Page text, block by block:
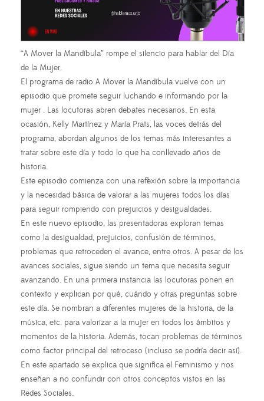
“A Mover la Mandíbula” rompe el silencio para hablar del Día
de la Mujer.
El programa de radio A Mover la Mandíbula vuelve con un
episodio que promete seguir luchando e informando por la
mujer . Las locutoras abren debates necesarios. En esta
ocasión, Kelly Martínez y María Prats, las voces detrás del
programa, abordan algunos de los temas más interesantes a
tratar sobre este día y todo lo que ha conllevado años de
historia.
Este episodio comienza con una reflexión sobre la importancia
y la necesidad básica de valorar a las mujeres todos los días
para seguir rompiendo con prejuicios y desigualdades.
En este nuevo episodio, las presentadoras exploran temas
como la desigualdad, prejuicios, confusión de términos,
problemas que retroceden el avance, entre otros. A pesar de los
avances sociales, sigue siendo un tema que necesita seguir
avanzando. En una primera instancia las locutoras ponen en
contexto y explican por qué, cuándo y otras preguntas sobre
este día. Se nombran a diferentes mujeres de la historia, de la
música, etc. para valorizar a la mujer en todos los ámbitos y
momentos de la historia. Además, tocan problemas de términos
como factor principal del retroceso (incluso se podría decir así).
En este apartado se explica que significa el Feminismo y nos
enseñan a no confundir con otros conceptos vistos en las
Redes Sociales.